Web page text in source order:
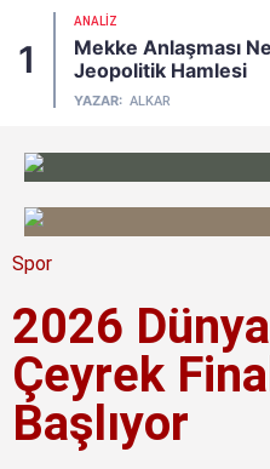
1
ANALIZ
Mekke Anlaşması
Jeopolitik Hamlesi
YAZAR: ALKAR
Spor
2026
Çeyrek
Başlıyor